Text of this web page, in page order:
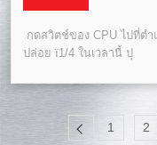
กดสวิตช์ของ CPU ไปที่ตํ
ปล่อย ï1/4 ในเวลานี้ ปุ
1 2